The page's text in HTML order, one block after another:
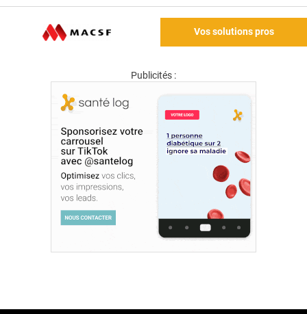
Vos solutions pros
Publicités :